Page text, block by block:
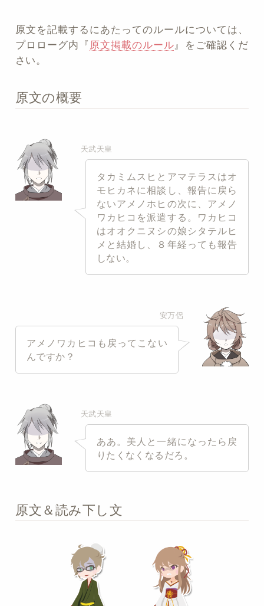
原文を記載するにあたってのルールについては、
プロローグ内『 原文掲載のルール』をご確認くだ
さい。
原文の概要
天武天皇
タカミムスヒとアマテラスはオ
モヒカネに相談し、報告に戻ら
ないアメノホヒの次に、アメノ
ワカヒコを派遣する。ワカヒコ
はオオクニヌシの娘シタテルヒ
メと結婚し、８年経っても報告
しない。
安万侶
アメノワカヒコも戻ってこない
んですか？
天武天皇
ああ。美人と一緒になったら戻
りたくなくなるだろ。
原文＆読み下し文